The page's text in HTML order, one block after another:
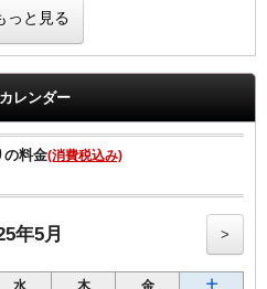
ぎんざ（和食）にて
ー20：30）
っと見る
レンダー
の料金(消費税込み)
年5月 >